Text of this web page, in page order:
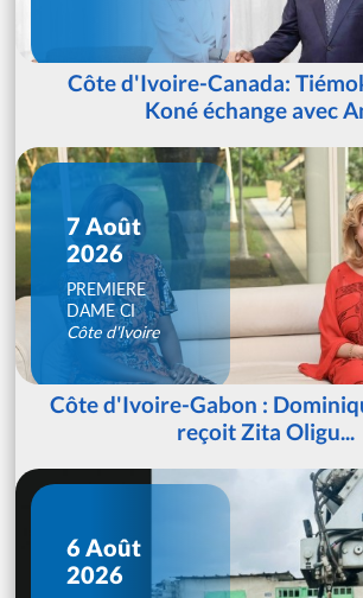
Côte d'Ivoire-Canada:
Koné échange avec
7 Août
2026
PREMIERE
DAME CI
Côte d'Ivoire
Côte d'Ivoire-Gabon :
reçoit Zita Oligu...
6 Août
2026